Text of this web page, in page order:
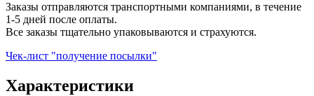
Заказы отправляются транспортными компаниями, в течение
1-5 дней после оплаты.
Все заказы тщательно упаковываются и страхуются.
Чек-лист "получение посылки"
Характеристики